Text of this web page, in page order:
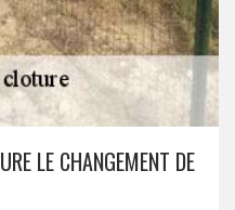
LE CHANGEMENT DE